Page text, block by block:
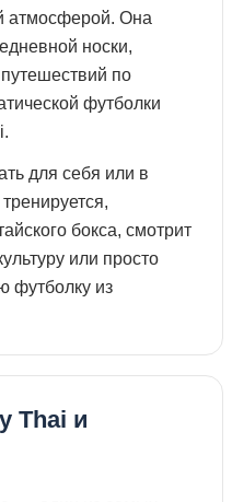
атмосферой. Она
носки,
по
футболки
для себя или в
бокса, смотрит
или просто
футболку из
Thai и